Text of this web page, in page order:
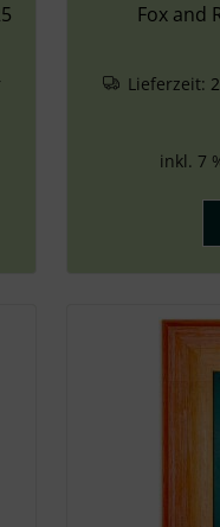
Fox and
Lieferzeit:
inkl. 7